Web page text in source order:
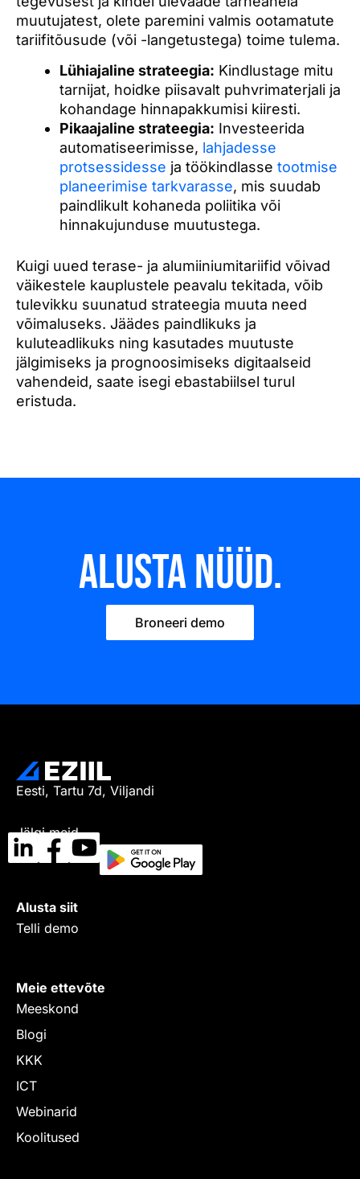
muutujatest, olete paremini valmis ootamatute
tariifitõusude (või -langetustega) toime tulema.
Lühiajaline strateegia: Kindlustage mitu
tarnijat, hoidke piisavalt puhvrimaterjali ja
kohandage hinnapakkumisi kiiresti.
Pikaajaline strateegia: Investeerida
automatiseerimisse, lahjadesse
protsessidesse ja töökindlasse tootmise
planeerimise tarkvarasse, mis suudab
paindlikult kohaneda poliitika või
hinnakujunduse muutustega.
Kuigi uued terase- ja alumiiniumitariifid võivad
väikestele kauplustele peavalu tekitada, võib
tulevikku suunatud strateegia muuta need
võimaluseks. Jäädes paindlikuks ja
kuluteadlikuks ning kasutades muutuste
jälgimiseks ja prognoosimiseks digitaalseid
vahendeid, saate isegi ebastabiilsel turul
eristuda.
Alusta nüüd.
Broneeri demo
Eesti, Tartu 7d, Viljandi
Jälgi meid
Alusta siit
Telli demo
Meie ettevõte
Meeskond
Blogi
KKK
ICT
Webinarid
Koolitused